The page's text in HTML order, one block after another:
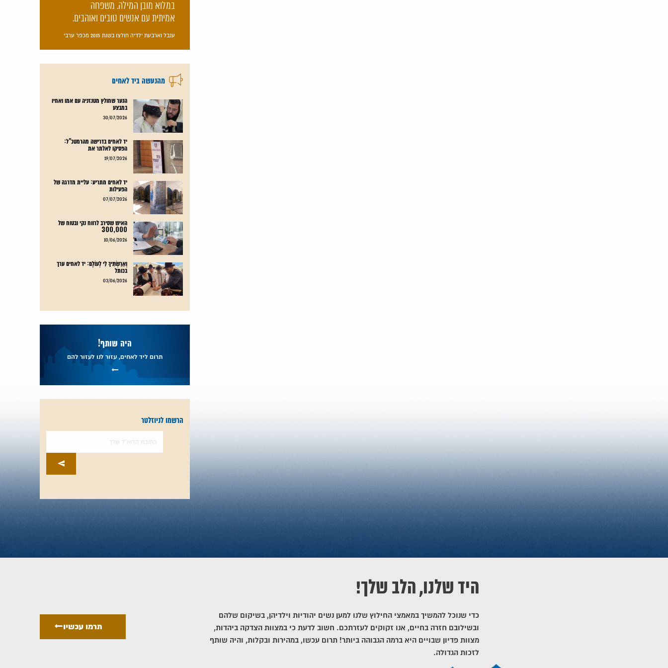
במלוא מובן המילה. משפחה
אמיתית עם אנשים טובים ואוהבים.
ענבל וארבעת ילדיה חולצו בשנת 2015 מכפר ערבי
מהנעשה ביד לאחים
הנער שחולץ מטנזניה עם אמו ואחיו
במבצע
30/07/2026
יד לאחים בדרישה מהרמטכ"ל:
הפסיקו לאלתר את
19/07/2026
יד לאחים מתריע: עליית מדרגה של
הפעילות
07/07/2026
האיש שסירב לרווח נקי ובטוח של
300,000
10/06/2026
וְאֵרַשְׂתִּיךְ לִי לְעוֹלָם: יד לאחים ערך
בכותל
03/06/2026
היה שותף!
תרום ליד לאחים, עזור לנו לעזור להם
הרשמו לניוזלטר
היד שלנו, הלב שלך!
כדי שנוכל להמשיך במאמצי החילוץ שלנו למען נשים יהודיות וילדיהן, בשיקום שלהם
ובשילובם חזרה בחיים, אנו זקוקים לעזרתכם. חשוב לדעת כי במצוות הצדקה ביהדות,
מצוות פדיון שבויים היא ברמה הגבוהה ביותר! תרום עכשו, במהירות ובקלות, והיה שותף
לזכות הגדולה.
תרמו עכשיו